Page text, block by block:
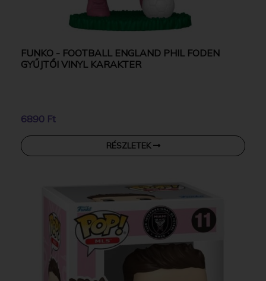
FUNKO - FOOTBALL ENGLAND PHIL FODEN
GYŰJTŐI VINYL KARAKTER
6890 Ft
RÉSZLETEK